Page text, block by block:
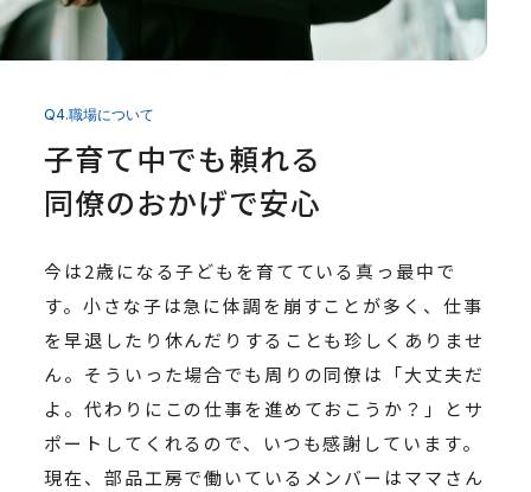
Q4.職場について
子育て中でも頼れる
同僚のおかげで安心
今は2歳になる子どもを育てている真っ最中で
す。小さな子は急に体調を崩すことが多く、仕事
を早退したり休んだりすることも珍しくありませ
ん。そういった場合でも周りの同僚は「大丈夫だ
よ。代わりにこの仕事を進めておこうか？」とサ
ポートしてくれるので、いつも感謝しています。
現在、部品工房で働いているメンバーはママさん